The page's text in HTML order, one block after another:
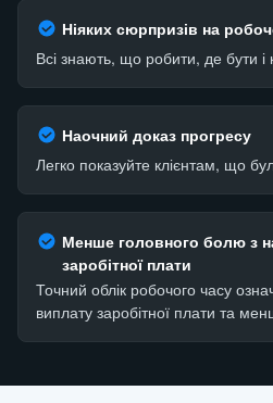
Ніяких сюрпризів на
Всі знають, що робити, де бути і
Наочний доказ прогресу
Легко показуйте клієнтам, що
Менше головного болю з
заробітної плати
Точний облік робочого часу
виплату заробітної плати та